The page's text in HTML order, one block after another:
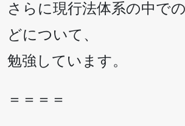
さらに現行法体系の中で
どについて、
勉強しています。
＝＝＝＝